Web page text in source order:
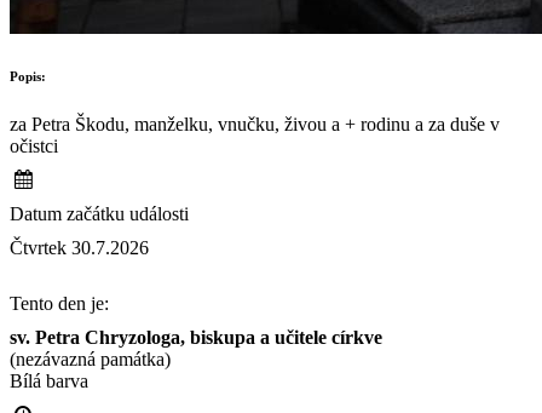
Popis:
za Petra Škodu, manželku, vnučku, živou a + rodinu a za duše v
očistci
Datum začátku události
Čtvrtek 30.7.2026
Tento den je:
sv. Petra Chryzologa, biskupa a učitele církve
(nezávazná památka)
Bílá barva